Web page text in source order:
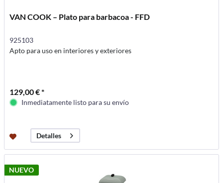
VAN COOK – Plato para barbacoa - FFD
925103
Apto para uso en interiores y exteriores
129,00 € *
Inmediatamente listo para su envío
Detalles
NUEVO